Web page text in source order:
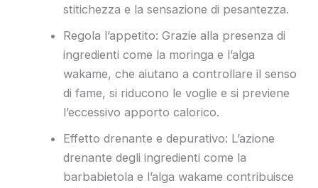
stitichezza e la sensazione di pesantezza.
Regola l’appetito: Grazie alla presenza di
ingredienti come la moringa e l’alga
wakame, che aiutano a controllare il senso
di fame, si riducono le voglie e si previene
l’eccessivo apporto calorico.
Effetto drenante e depurativo: L’azione
drenante degli ingredienti come la
barbabietola e l’alga wakame contribuisce